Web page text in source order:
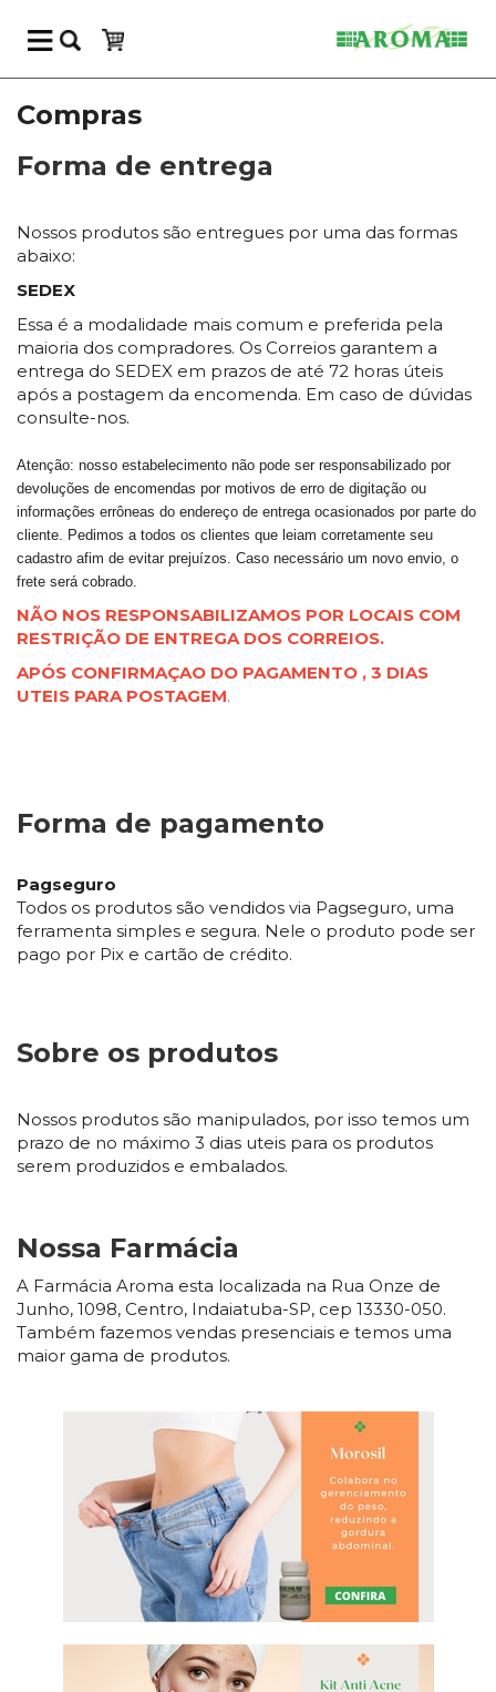
Compras
Forma de entrega
Nossos produtos são entregues por uma das formas
abaixo:
SEDEX
Essa é a modalidade mais comum e preferida pela
maioria dos compradores. Os Correios garantem a
entrega do SEDEX em prazos de até 72 horas úteis
após a postagem da encomenda. Em caso de dúvidas
consulte-nos.
Atenção: nosso estabelecimento não pode ser responsabilizado por
devoluções de encomendas por motivos de erro de digitação ou
informações errôneas do endereço de entrega ocasionados por parte do
cliente. Pedimos a todos os clientes que leiam corretamente seu
cadastro afim de evitar prejuízos. Caso necessário um novo envio, o
frete será cobrado.
NÃO NOS RESPONSABILIZAMOS POR LOCAIS COM
RESTRIÇÃO DE ENTREGA DOS CORREIOS.
APÓS CONFIRMAÇAO DO PAGAMENTO , 3 DIAS
UTEIS PARA POSTAGEM.
Forma de pagamento
Pagseguro
Todos os produtos são vendidos via Pagseguro, uma
ferramenta simples e segura. Nele o produto pode ser
pago por Pix e cartão de crédito.
Sobre os produtos
Nossos produtos são manipulados, por isso temos um
prazo de no máximo 3 dias uteis para os produtos
serem produzidos e embalados.
Nossa Farmácia
A Farmácia Aroma esta localizada na Rua Onze de
Junho, 1098, Centro, Indaiatuba-SP, cep 13330-050.
Também fazemos vendas presenciais e temos uma
maior gama de produtos.